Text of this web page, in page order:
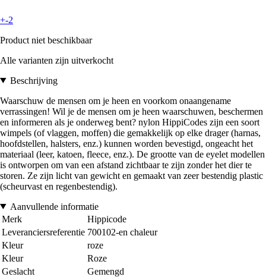
+-2
Product niet beschikbaar
Alle varianten zijn uitverkocht
Beschrijving
Waarschuw de mensen om je heen en voorkom onaangename
verrassingen! Wil je de mensen om je heen waarschuwen, beschermen
en informeren als je onderweg bent? nylon HippiCodes zijn een soort
wimpels (of vlaggen, moffen) die gemakkelijk op elke drager (harnas,
hoofdstellen, halsters, enz.) kunnen worden bevestigd, ongeacht het
materiaal (leer, katoen, fleece, enz.). De grootte van de eyelet modellen
is ontworpen om van een afstand zichtbaar te zijn zonder het dier te
storen. Ze zijn licht van gewicht en gemaakt van zeer bestendig plastic
(scheurvast en regenbestendig).
Aanvullende informatie
Merk
Hippicode
Leveranciersreferentie 700102-en chaleur
Kleur
roze
Kleur
Roze
Geslacht
Gemengd